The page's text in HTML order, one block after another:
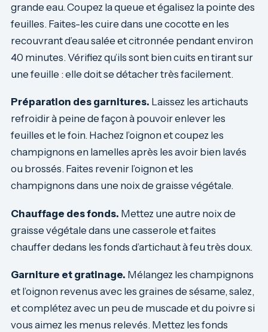
grande eau. Coupez la queue et égalisez la pointe des
feuilles. Faites-les cuire dans une cocotte en les
recouvrant d’eau salée et citronnée pendant environ
40 minutes. Vérifiez qu’ils sont bien cuits en tirant sur
une feuille : elle doit se détacher très facilement.
Préparation des garnitures. Laissez les artichauts
refroidir à peine de façon à pouvoir enlever les
feuilles et le foin. Hachez l’oignon et coupez les
champignons en lamelles après les avoir bien lavés
ou brossés. Faites revenir l’oignon et les
champignons dans une noix de graisse végétale.
Chauffage des fonds. Mettez une autre noix de
graisse végétale dans une casserole et faites
chauffer dedans les fonds d’artichaut à feu très doux.
Garniture et gratinage. Mélangez les champignons
et l’oignon revenus avec les graines de sésame, salez,
et complétez avec un peu de muscade et du poivre si
vous aimez les menus relevés. Mettez les fonds